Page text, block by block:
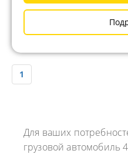
1
Для ваших
грузовой автомобиль